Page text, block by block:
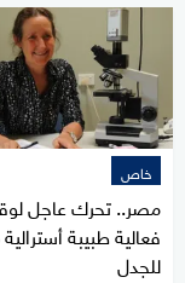
خاص
مصر.. تحرك عاجل
فعالية طبيبة
للجدل